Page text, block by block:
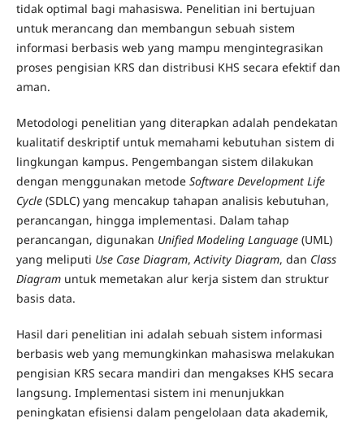
tidak optimal bagi mahasiswa. Penelitian ini bertujuan
untuk merancang dan membangun sebuah sistem
informasi berbasis web yang mampu mengintegrasikan
proses pengisian KRS dan distribusi KHS secara efektif dan
aman.
Metodologi penelitian yang diterapkan adalah pendekatan
kualitatif deskriptif untuk memahami kebutuhan sistem di
lingkungan kampus. Pengembangan sistem dilakukan
dengan menggunakan metode Software Development Life
Cycle(SDLC) yang mencakup tahapan analisis kebutuhan,
perancangan, hingga implementasi. Dalam tahap
perancangan, digunakan Unified Modeling Language(UML)
yang meliputi Use Case Diagram,Activity Diagram, dan Class
Diagramuntuk memetakan alur kerja sistem dan struktur
basis data.
Hasil dari penelitian ini adalah sebuah sistem informasi
berbasis web yang memungkinkan mahasiswa melakukan
pengisian KRS secara mandiri dan mengakses KHS secara
langsung. Implementasi sistem ini menunjukkan
peningkatan efisiensi dalam pengelolaan data akademik,